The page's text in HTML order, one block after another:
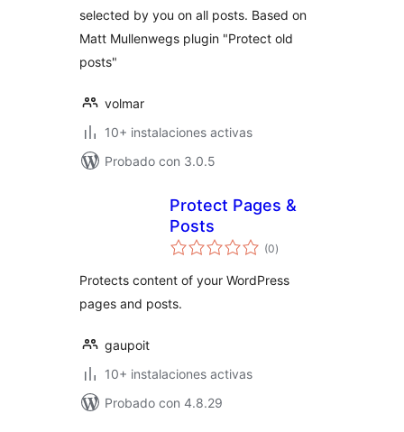
selected by you on all posts. Based on
Matt Mullenwegs plugin "Protect old
posts"
volmar
10+ instalaciones activas
Probado con 3.0.5
Protect Pages &
Posts
(0total
de
)
Protects content of your WordPress
pages and posts.
gaupoit
10+ instalaciones activas
Probado con 4.8.29